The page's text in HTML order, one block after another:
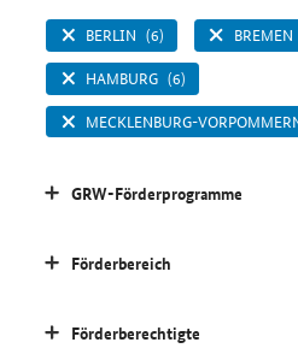
BERLIN (6) BREMEN
HAMBURG (6)
MECKLENBURG-
GRW-Förderprogramme
Förderbereich
Förderberechtigte